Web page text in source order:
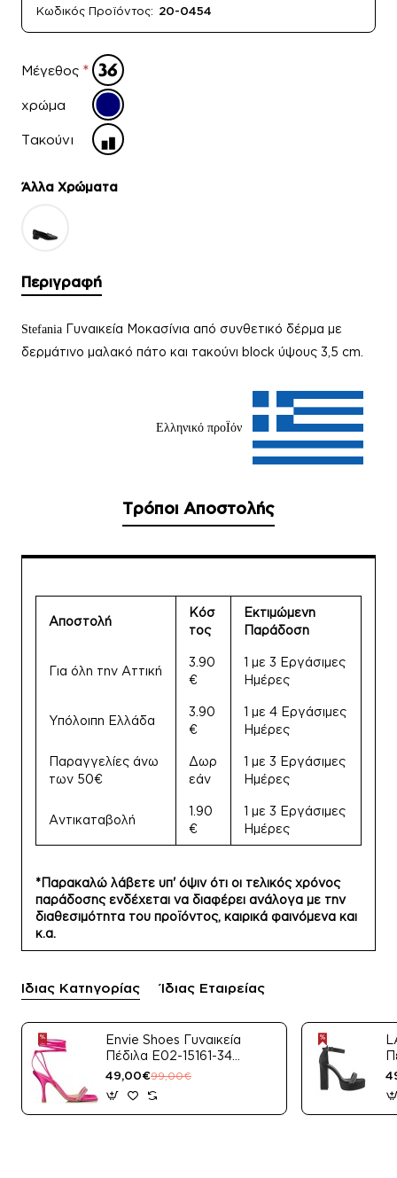
Κωδικός Προϊόντος: 20-0454
Μέγεθος
χρώμα
Τακούνι
Άλλα Xρώματα
Περιγραφή
Stefania Γυναικεία Μοκασίνια από συνθετικό δέρμα με
δερμάτινο μαλακό πάτο και τακούνι block ύψους 3,5 cm.
Ελληνικό προΪόν
Τρόποι Αποστολής
Αποστολή
Κόσ
τος
Εκτιμώμενη
Παράδοση
Για όλη την Αττική
3.90
€
1 με 3 Εργάσιμες
Ημέρες
Υπόλοιπη Ελλάδα
3.90
€
1 με 4 Εργάσιμες
Ημέρες
Παραγγελίες άνω
των 50€
Δωρ
εάν
1 με 3 Εργάσιμες
Ημέρες
Αντικαταβολή
1.90
€
1 με 3 Εργάσιμες
Ημέρες
*Παρακαλώ λάβετε υπ' όψιν ότι οι τελικός χρόνος
παράδοσης ενδέχεται να διαφέρει ανάλογα με την
διαθεσιμότητα του προϊόντος, καιρικά φαινόμενα και
κ.α.
Ίδιας Κατηγορίας Ίδιας Εταιρείας
Envie Shoes Γυναικεία
Πέδιλα E02-15161-34
Μαύρο Satin
49,00€99,00€